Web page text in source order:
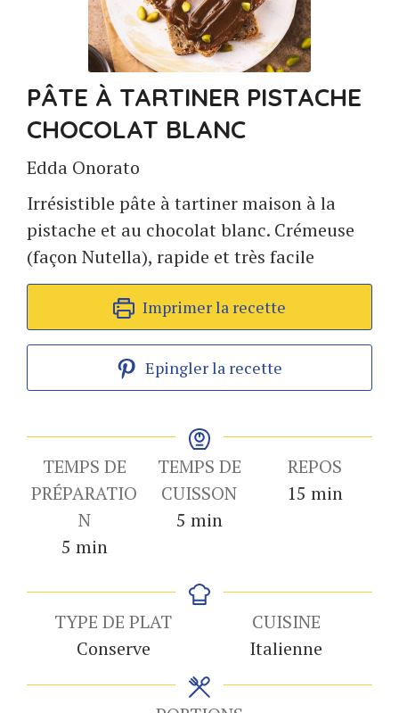
PÂTE À TARTINER PISTACHE
CHOCOLAT BLANC
Edda Onorato
Irrésistible pâte à tartiner maison à la
pistache et au chocolat blanc. Crémeuse
(façon Nutella), rapide et très facile
Imprimer la recette
Epingler la recette
TEMPS DE
PRÉPARATIO
N
5 minutes
min
TEMPS DE
CUISSON
5 minutes
min
REPOS
15 minutes
min
TYPE DE PLAT
Conserve
CUISINE
Italienne